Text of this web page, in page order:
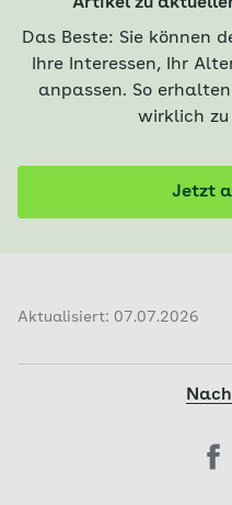
Das Beste: Sie können
Ihre Interessen, Ihr
anpassen. So
wirklich zu
Jetzt
Aktualisiert: 07.07.2026